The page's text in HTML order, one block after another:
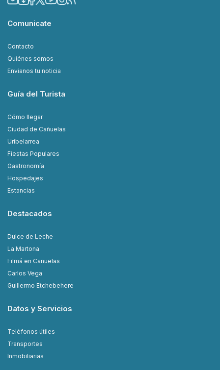
Comunicate
Contacto
Quiénes somos
Envianos tu noticia
Guía del Turista
Cómo llegar
Ciudad de Cañuelas
Uribelarrea
Fiestas Populares
Gastronomía
Hospedajes
Estancias
Destacados
Dulce de Leche
La Martona
Filmá en Cañuelas
Carlos Vega
Guillermo Etchebehere
Datos y Servicios
Teléfonos útiles
Transportes
Inmobiliarias